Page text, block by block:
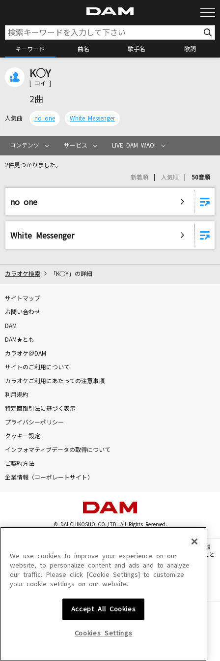
キーワード 曲名 歌手名 歌詞
カラオケリクエスト
スターランド
みやかわくん
aiko
18～eighteen～
福山雅治
冥冥
真夏のマリア
安全地帯
花束のかわりにメロディーを
清水翔太
Lies and Truth
L'Arc-en-Ciel
カラオケ最新情報をチェック！
K○Y
[ コイ ]
2曲
人気曲 no one White Messenger
コンテンツ サービス LIVE DAM WAO!
2件見つかりました。
新着順 人気順 50音順
no one
White Messenger
カラオケ検索 「K○Y」の詳細
サイトマップ
お問い合わせ
DAM
DAM★とも
カラオケ＠DAM
サイトのご利用について
カラオケご利用にあたっての注意事項
利用規約
特定商取引法に基づく表示
プライバシーポリシー
クッキー設定
インフォマティブデータの取得について
ご契約方法
企業情報（コーポレートサイト）
© DAIICHIKOSHO CO.,LTD. All Rights Reserved.
このサイトに掲載されている一切の文章・画像・写真・動画・音声等を、手段や形態
を問わず、著作権法の定める範囲を超えて無断で複製、転載、ファイル化などすること
を禁じます。
楽曲及びコンテンツは、機種によりご利用いただけない場合があります。
楽曲及びコンテンツの配信日、配信内容が変更になる場合があります。
We use cookies to improve your experience on our
website, to personalize content and ads and to analyze
our traffic. Please click [Cookie Settings] to customize
your cookie settings on our website.
Accept All Cookies
Cookies Settings